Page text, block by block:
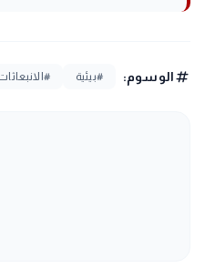
tagالوسوم: #بيئية